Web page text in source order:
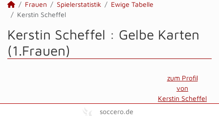
Frauen Spielerstatistik
Ewige Tabelle
Kerstin Scheffel
Kerstin Scheffel : Gelbe Karten
(1.Frauen)
zum Profil
von
Kerstin Scheffel
soccero.de